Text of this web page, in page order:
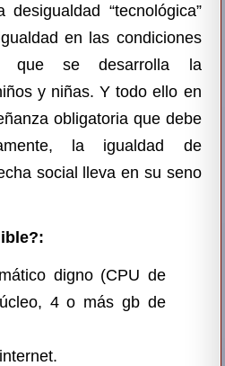
“tecnológica”
en las condiciones
que se desarrolla la
y niñas. Y todo ello en
obligatoria que debe
la igualdad de
social lleva en su seno
digno (CPU de
4 o más gb de